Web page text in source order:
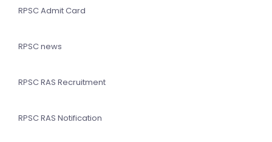
RPSC Admit Card
RPSC news
RPSC RAS Recruitment
RPSC RAS Notification